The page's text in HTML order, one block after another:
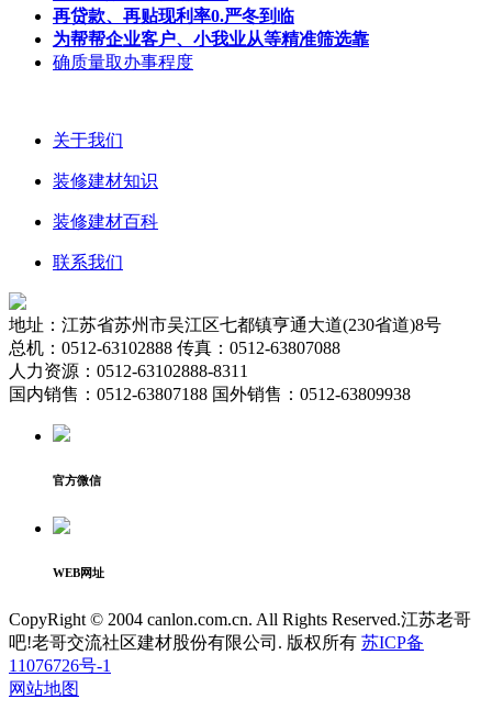
再贷款、再贴现利率0.严冬到临
为帮帮企业客户、小我业从等精准筛选靠
确质量取办事程度
关于我们
装修建材知识
装修建材百科
联系我们
地址：江苏省苏州市吴江区七都镇亨通大道(230省道)8号
总机：0512-63102888 传真：0512-63807088
人力资源：0512-63102888-8311
国内销售：0512-63807188 国外销售：0512-63809938
官方微信
WEB网址
CopyRight © 2004 canlon.com.cn. All Rights Reserved.江苏老哥
吧!老哥交流社区建材股份有限公司. 版权所有 苏ICP备
11076726号-1
网站地图